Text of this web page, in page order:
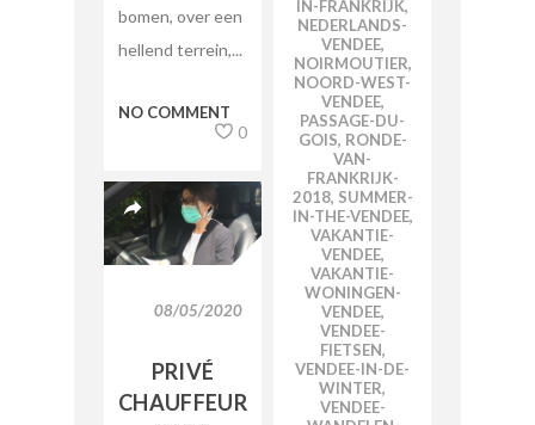
bomen, over een
hellend terrein,...
NO COMMENT
0
08/05/2020
PRIVÉ
CHAUFFEUR
IN-FRANKRIJK,
NEDERLANDS-
VENDEE,
NOIRMOUTIER,
NOORD-WEST-
VENDEE,
PASSAGE-DU-
GOIS, RONDE-
VAN-
FRANKRIJK-
2018, SUMMER-
IN-THE-VENDEE,
VAKANTIE-
VENDEE,
VAKANTIE-
WONINGEN-
VENDEE,
VENDEE-
FIETSEN,
VENDEE-IN-DE-
WINTER,
VENDEE-